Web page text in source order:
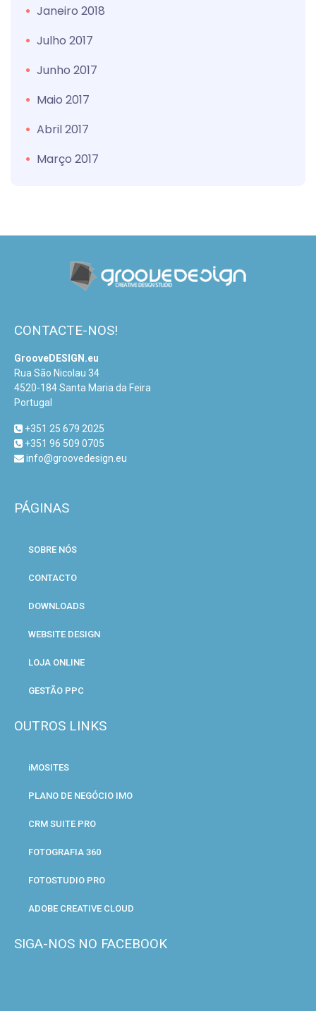
Janeiro 2018
Julho 2017
Junho 2017
Maio 2017
Abril 2017
Março 2017
CONTACTE-NOS!
GrooveDESIGN.eu
Rua São Nicolau 34
4520-184 Santa Maria da Feira
Portugal
+351 25 679 2025
+351 96 509 0705
info@groovedesign.eu
PÁGINAS
SOBRE NÓS
CONTACTO
DOWNLOADS
WEBSITE DESIGN
LOJA ONLINE
GESTÃO PPC
OUTROS LINKS
iMOSITES
PLANO DE NEGÓCIO IMO
CRM SUITE PRO
FOTOGRAFIA 360
FOTOSTUDIO PRO
ADOBE CREATIVE CLOUD
SIGA-NOS NO FACEBOOK